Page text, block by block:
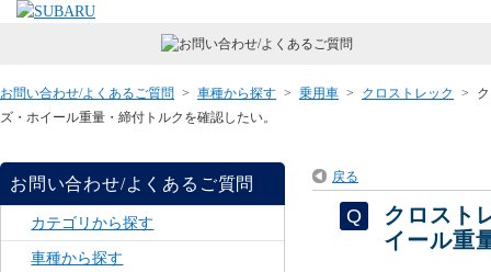
お問い合わせ/よくあるご質問 > 車種から探す > 乗用車 > クロストレック >
ズ・ホイール重量・締付トルクを確認したい。
お問い合わせ/よくあるご質問
カテゴリから探す
車種から探す
戻る
クロスト
イール重